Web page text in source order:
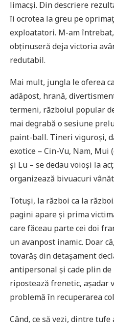
limacși. Din descriere
îi ocrotea la greu pe
exploatatori. M-am întrebat,
obținuseră deja victoria
redutabil.
Mai mult, jungla le oferea
adăpost, hrană,
termeni, războiul popular
mai degrabă o sesiune
paint-ball. Tineri viguroși,
exotice – Cin-Vu, Nam, Mui
și Lu – se dedau voioși la
organizează bivuacuri
Totuși, la război ca la
pagini apare și prima
care făceau parte cei doi
un avanpost inamic. Doar
tovarăș din detașament
antipersonal și cade plin
ripostează frenetic, așadar
problemă în recuperarea
Când, ce să vezi, dintre